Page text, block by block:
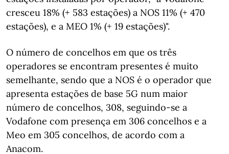
cresceu 18% (+ 583 estações) a NOS 11% (+ 470
estações), e a MEO 1% (+ 19 estações)".
O número de concelhos em que os três
operadores se encontram presentes é muito
semelhante, sendo que a NOS é o operador que
apresenta estações de base 5G num maior
número de concelhos, 308, seguindo-se a
Vodafone com presença em 306 concelhos e a
Meo em 305 concelhos, de acordo com a
Anacom.